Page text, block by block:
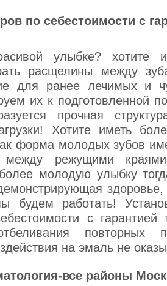
по себестоимости с
улыбке? хотите
расщелины между
для ранее лечимых и
их к подготовленной
прочная
Хотите иметь
форма молодых зубов
между режущими
молодую улыбку
будем работать!
с
повторных
на эмаль не
все районы